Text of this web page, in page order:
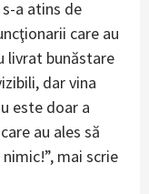
a atins de
care au
livrat bunăstare
dar vina
este doar a
au ales să
mai scrie